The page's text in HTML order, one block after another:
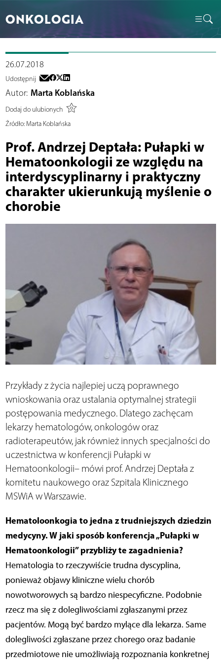
ONKOLOGIA
26.07.2018
Udostępnij
Autor: Marta Koblańska
Dodaj do ulubionych
Źródło:Marta Koblańska
Prof. Andrzej Deptała: Pułapki w
Hematoonkologii ze względu na
interdyscyplinarny i praktyczny
charakter ukierunkują myślenie o
chorobie
Przykłady z życia najlepiej uczą poprawnego
wnioskowania oraz ustalania optymalnej strategii
postępowania medycznego. Dlatego zachęcam
lekarzy hematologów, onkologów oraz
radioterapeutów, jak również innych specjalności do
uczestnictwa w konferencji Pułapki w
Hematoonkologii– mówi prof. Andrzej Deptała z
komitetu naukowego oraz Szpitala Klinicznego
MSWiA w Warszawie.
Hematoloonkogia to jedna z trudniejszych dziedzin
medycyny. W jaki sposób konferencja „Pułapki w
Hematoonkologii” przybliży te zagadnienia?
Hematologia to rzeczywiście trudna dyscyplina,
ponieważ objawy kliniczne wielu chorób
nowotworowych są bardzo niespecyficzne. Podobnie
rzecz ma się z dolegliwościami zgłaszanymi przez
pacjentów. Mogą być bardzo mylące dla lekarza. Same
dolegliwości zgłaszane przez chorego oraz badanie
przedmiotowe nie umożliwiają rozpoznania konkretnej